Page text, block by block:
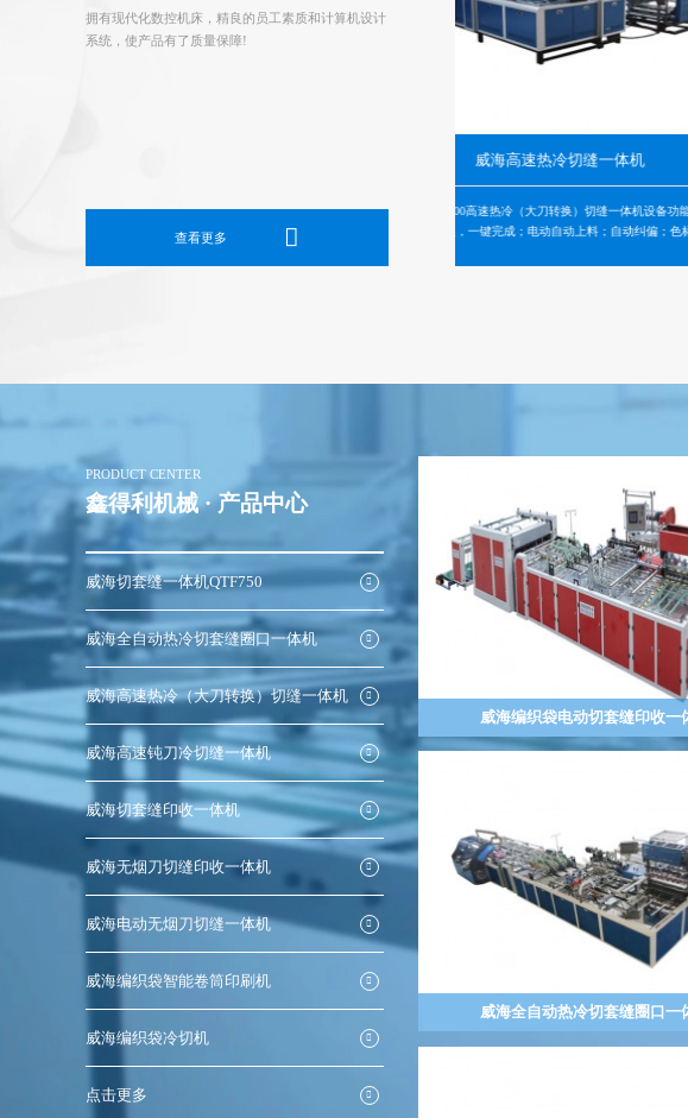
拥有现代化数控机床，精良的员工素质和计算机设计
系统，使产品有了质量保障!
查看更多
收一体机性能及特点：1、本机采用
，触摸屏操作,伺服驱动。2、PE膜自
威海高速热冷切缝一体机
GRLQF800高速热冷（大刀转换）切缝一体机设备功能：
热冷转换，一键完成；电动自动上料；自动纠偏；色标跟
名称
能1自动
PRODUCT CENTER
鑫得利机械 · 产品中心
威海切套缝一体机QTF750
威海全自动热冷切套缝圈口一体机
威海高速热冷（大刀转换）切缝一体机
威海高速钝刀冷切缝一体机
威海切套缝印收一体机
威海无烟刀切缝印收一体机
威海电动无烟刀切缝一体机
威海编织袋智能卷筒印刷机
威海编织袋冷切机
点击更多
威海编织袋电动切套缝印收一
威海全自动热冷切套缝圈口一